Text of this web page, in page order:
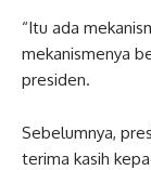
“Itu ada
mekanismenya
presiden.
Sebelumnya,
terima kasih